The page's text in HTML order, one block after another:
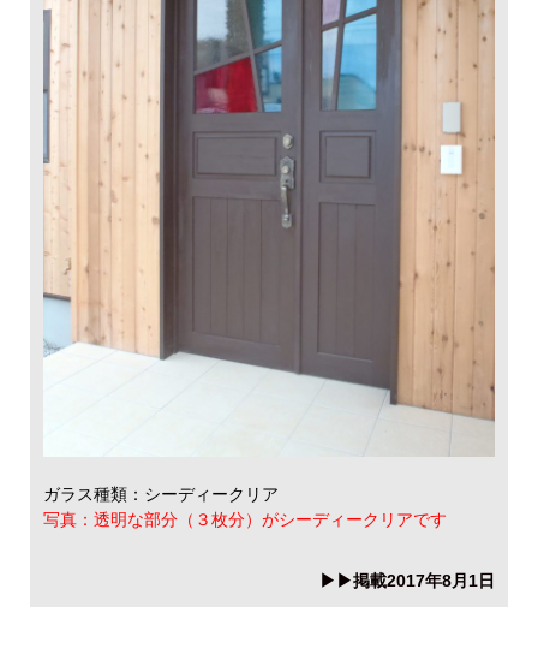
ガラス種類：シーディークリア
写真：透明な部分（３枚分）がシーディークリアです
▶▶掲載2017年8月1日